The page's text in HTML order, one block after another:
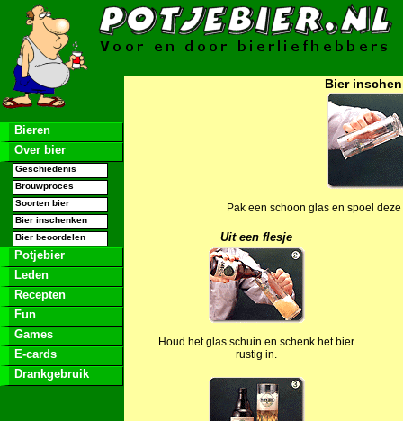
Bieren
Over bier
Geschiedenis
Brouwproces
Soorten bier
Bier inschenken
Bier beoordelen
Potjebier
Leden
Recepten
Fun
Games
E-cards
Drankgebruik
Bier
Pak een schoon glas en spoel
Uit een flesje
Houd het glas schuin en schenk het bier
rustig in.